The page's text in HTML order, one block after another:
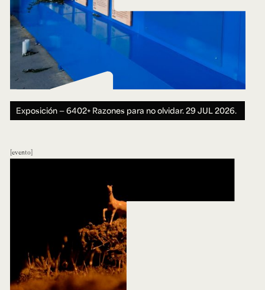
Exposición — 6402+ Razones para no olvidar.29 JUL 2026.
evento